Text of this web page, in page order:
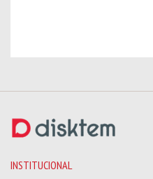
INSTITUCIONAL